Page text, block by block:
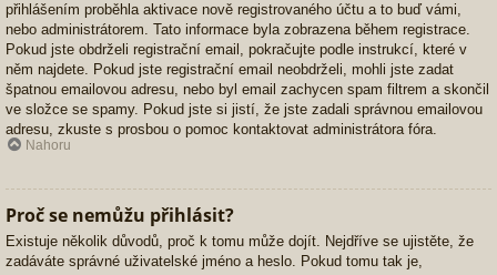
přihlášením proběhla aktivace nově registrovaného účtu a to buď vámi,
nebo administrátorem. Tato informace byla zobrazena během registrace.
Pokud jste obdrželi registrační email, pokračujte podle instrukcí, které v
něm najdete. Pokud jste registrační email neobdrželi, mohli jste zadat
špatnou emailovou adresu, nebo byl email zachycen spam filtrem a skončil
ve složce se spamy. Pokud jste si jistí, že jste zadali správnou emailovou
adresu, zkuste s prosbou o pomoc kontaktovat administrátora fóra.
Nahoru
Proč se nemůžu přihlásit?
Existuje několik důvodů, proč k tomu může dojít. Nejdříve se ujistěte, že
zadáváte správné uživatelské jméno a heslo. Pokud tomu tak je,